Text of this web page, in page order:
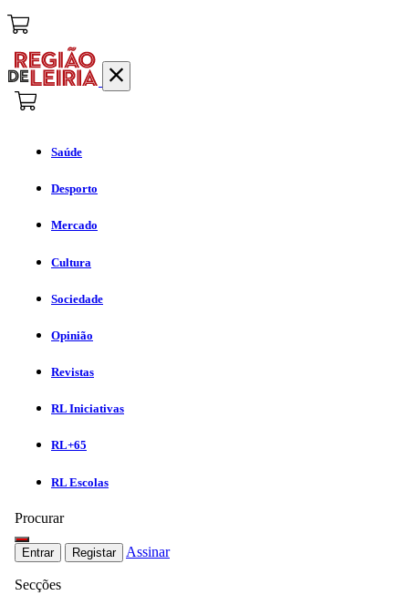
Saúde
Desporto
Mercado
Cultura
Sociedade
Opinião
Revistas
RL Iniciativas
RL+65
RL Escolas
Procurar
Entrar Registar Assinar
Secções